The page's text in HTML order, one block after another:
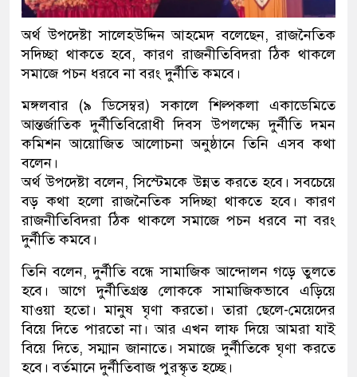
অর্থ উপদেষ্টা সালেহউদ্দিন আহমেদ বলেছেন, রাজনৈতিক
সদিচ্ছা থাকতে হবে, কারণ রাজনীতিবিদরা ঠিক থাকলে
সমাজে পচন ধরবে না বরং দুর্নীতি কমবে।
মঙ্গলবার (৯ ডিসেম্বর) সকালে শিল্পকলা একাডেমিতে
আন্তর্জাতিক দুর্নীতিবিরোধী দিবস উপলক্ষ্যে দুর্নীতি দমন
কমিশন আয়োজিত আলোচনা অনুষ্ঠানে তিনি এসব কথা
বলেন।
অর্থ উপদেষ্টা বলেন, সিস্টেমকে উন্নত করতে হবে। সবচেয়ে
বড় কথা হলো রাজনৈতিক সদিচ্ছা থাকতে হবে। কারণ
রাজনীতিবিদরা ঠিক থাকলে সমাজে পচন ধরবে না বরং
দুর্নীতি কমবে।
তিনি বলেন, দুর্নীতি বন্ধে সামাজিক আন্দোলন গড়ে তুলতে
হবে। আগে দুর্নীতিগ্রস্ত লোককে সামাজিকভাবে এড়িয়ে
যাওয়া হতো। মানুষ ঘৃণা করতো। তারা ছেলে-মেয়েদের
বিয়ে দিতে পারতো না। আর এখন লাফ দিয়ে আমরা যাই
বিয়ে দিতে, সম্মান জানাতে। সমাজে দুর্নীতিকে ঘৃণা করতে
হবে। বর্তমানে দুর্নীতিবাজ পুরস্কৃত হচ্ছে।